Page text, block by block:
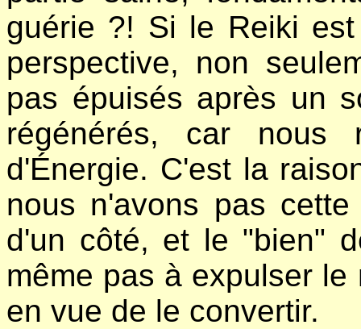
guérie ?! Si le Reiki
perspective, non
pas épuisés après un
régénérés, car nous
d'Énergie. C'est la
nous n'avons pas
d'un côté, et le "bien"
même pas à expulser
en vue de le convertir.